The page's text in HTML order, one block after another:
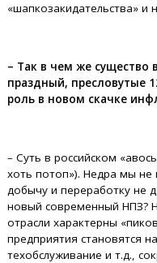
«шапкозакидательства» и
– Так в чем же существо
праздный, пресловутые
роль в новом скачке
– Суть в российском
хоть потоп»). Недра мы не
добычу и переработку не
новый современный НПЗ?
отрасли характерны
предприятия становятся
техобслуживание и т.д.,